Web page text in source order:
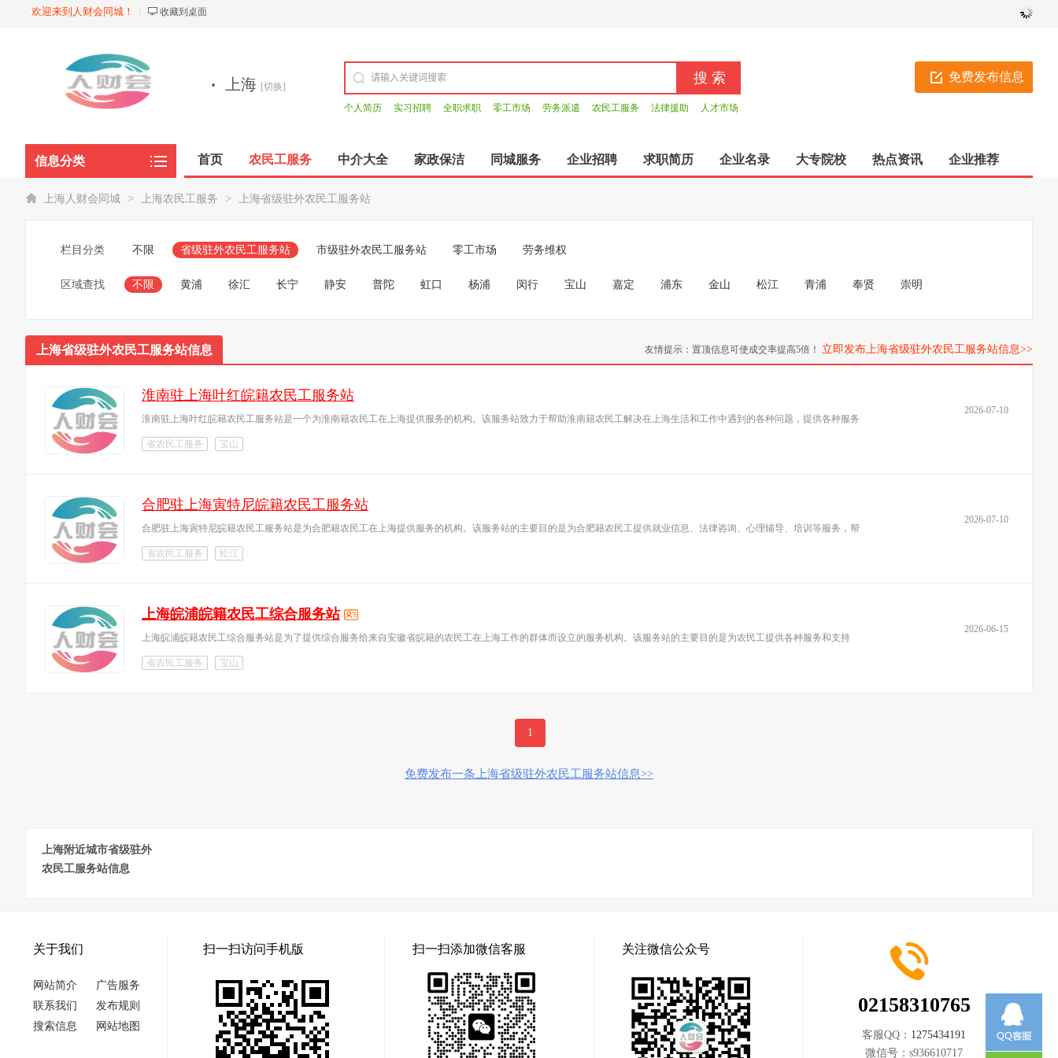
欢迎来到人财会同城！ 收藏到桌面
免费发布信息
· 上海 [切换]
个人简历
实习招聘 全职求职 零工市场 劳务派遣 农民工服务 法律援助 人才市场
信息分类 首页 农民工服务 中介大全 家政保洁 同城服务 企业招聘 求职简历 企业名录 大专院校 热点资讯 企业推荐
商品展示
上海人财会同城 > 上海农民工服务 > 上海省级驻外农民工服务站
栏目分类 不限 省级驻外农民工服务站 市级驻外农民工服务站 零工市场 劳务维权
区域查找 不限 黄浦 徐汇 长宁 静安 普陀 虹口 杨浦 闵行 宝山 嘉定 浦东 金山 松江 青浦 奉贤 崇明
上海省级驻外农民工服务站信息 友情提示：置顶信息可使成交率提高5倍！ 立即发布上海省级驻外农民工服务站信息>>
2026-07-10
淮南驻上海叶红皖籍农民工服务站
淮南驻上海叶红皖籍农民工服务站是一个为淮南籍农民工在上海提供服务的机构。该服务站致力于帮助淮南籍农民工解决在上海生活和工作中遇到的各种问题，提供各种服务
省农民工服务 宝山
2026-07-10
合肥驻上海寅特尼皖籍农民工服务站
合肥驻上海寅特尼皖籍农民工服务站是为合肥籍农民工在上海提供服务的机构。该服务站的主要目的是为合肥籍农民工提供就业信息、法律咨询、心理辅导、培训等服务，帮
省农民工服务 松江
2026-06-15
上海皖浦皖籍农民工综合服务站
上海皖浦皖籍农民工综合服务站是为了提供综合服务给来自安徽省皖籍的农民工在上海工作的群体而设立的服务机构。该服务站的主要目的是为农民工提供各种服务和支持
省农民工服务 宝山
1
免费发布一条上海省级驻外农民工服务站信息>>
上海附近城市省级驻外
农民工服务站信息
关于我们
网站简介
广告服务
联系我们
发布规则
搜索信息
网站地图
扫一扫访问手机版 扫一扫添加微信客服 关注微信公众号
02158310765
客服QQ： 1275434191
微信号： s936610717